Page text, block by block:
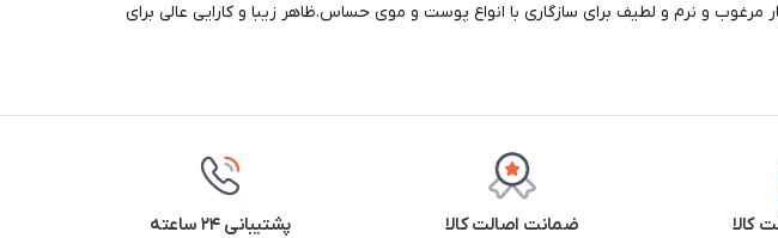
و نرم و لطیف برای سازگاری با انواع پوست و موی حساس.ظاهر زیبا و کارایی عالی برای
کالا ضمانت اصالت کالا پشتیبانی ۲۴ ساعته